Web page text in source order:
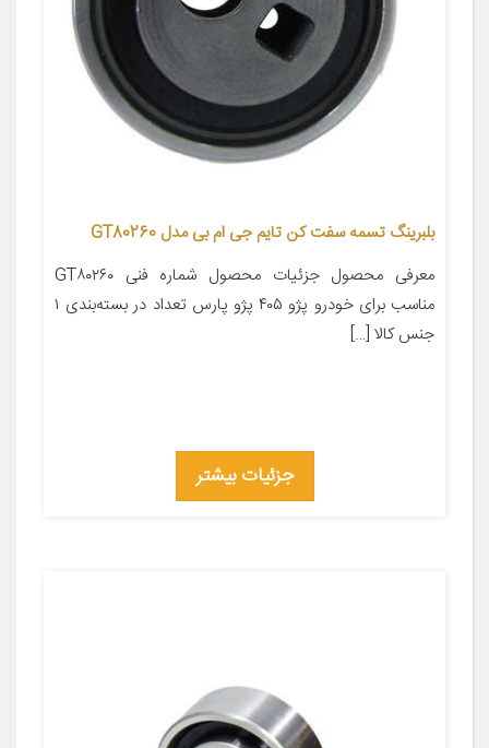
بلبرینگ تسمه سفت کن تایم جی ام بی مدل GT80260
معرفی محصول جزئیات محصول شماره فنی GT۸۰۲۶۰
مناسب برای خودرو پژو ۴۰۵ پژو پارس تعداد در بسته‌بندی ۱
جنس کالا […]
جزئیات بیشتر